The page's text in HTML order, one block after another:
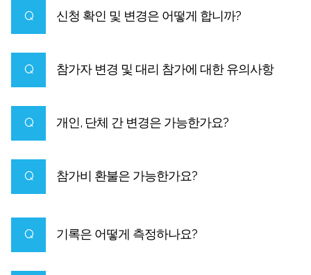
Q 신청 확인 및 변경은 어떻게 합니까?
Q 참가자 변경 및 대리 참가에 대한 유의사항
Q 개인, 단체 간 변경은 가능한가요?
Q 참가비 환불은 가능한가요?
Q 기록은 어떻게 측정하나요?